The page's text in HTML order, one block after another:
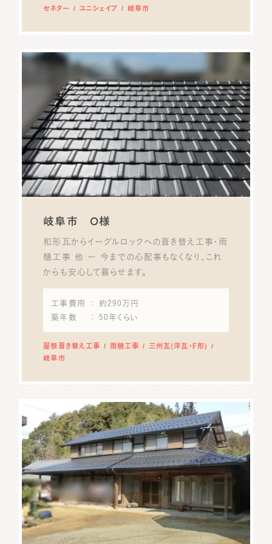
セネター
ユニシェイプ 岐阜市
岐阜市 O様
和形瓦からイーグルロックへの葺き替え工事・雨
樋工事 他 ー 今までの心配事もなくなり、これ
からも安心して暮らせます。
工事費用
： 約290万円
築年数
： 50年くらい
屋根葺き替え工事 雨樋工事
三州瓦(洋瓦・F形)
岐阜市